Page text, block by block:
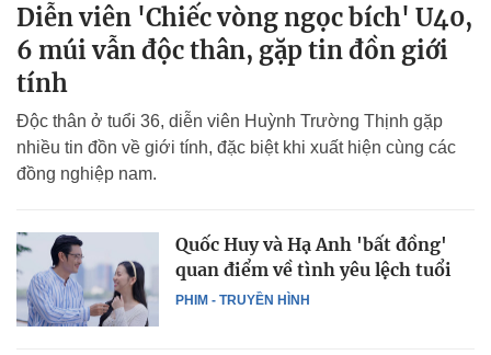
Diễn viên 'Chiếc vòng ngọc bích' U40,
6 múi vẫn độc thân, gặp tin đồn giới
tính
Độc thân ở tuổi 36, diễn viên Huỳnh Trường Thịnh gặp
nhiều tin đồn về giới tính, đặc biệt khi xuất hiện cùng các
đồng nghiệp nam.
PHIM - TRUYỀN HÌNH
Quốc Huy và Hạ Anh 'bất đồng'
quan điểm về tình yêu lệch tuổi